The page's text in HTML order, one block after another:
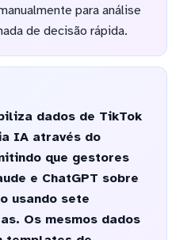
para análise
de decisão rápida.
dados de TikTok
IA através do
que gestores
e ChatGPT sobre
usando sete
Os mesmos dados